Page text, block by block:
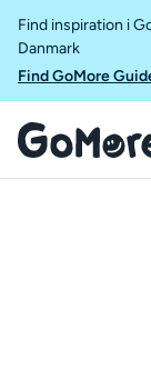
Find inspiration i
Danmark
Find GoMore